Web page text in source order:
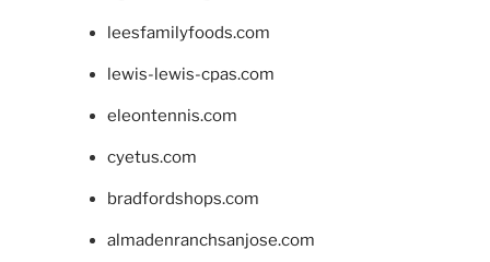
leesfamilyfoods.com
lewis-lewis-cpas.com
eleontennis.com
cyetus.com
bradfordshops.com
almadenranchsanjose.com